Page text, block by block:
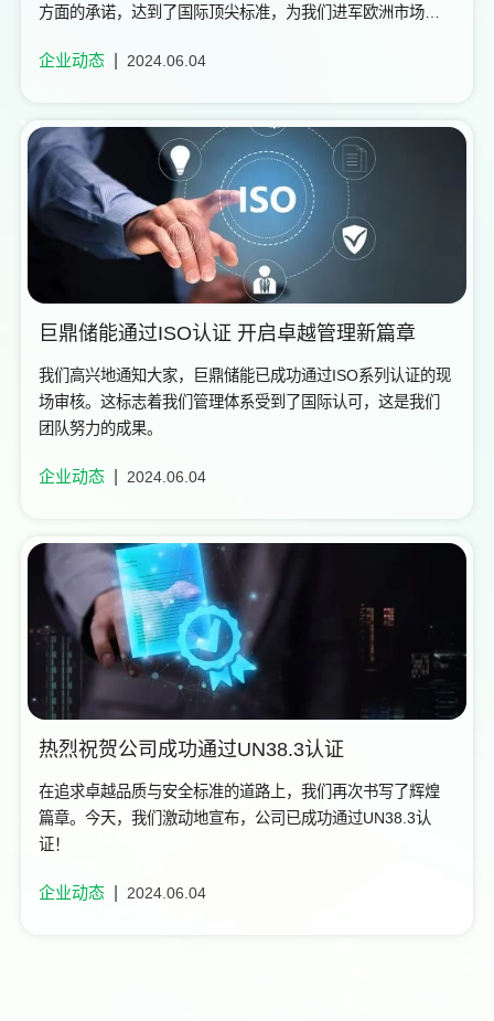
方面的承诺，达到了国际顶尖标准，为我们进军欧洲市场铺
企业动态 2024.06.04
巨鼎储能通过ISO认证 开启卓越管理新篇章
我们高兴地通知大家，巨鼎储能已成功通过ISO系列认证的现
场审核。这标志着我们管理体系受到了国际认可，这是我们
团队努力的成果。
企业动态 2024.06.04
热烈祝贺公司成功通过UN38.3认证
在追求卓越品质与安全标准的道路上，我们再次书写了辉煌
篇章。今天，我们激动地宣布，公司已成功通过UN38.3认
证！
企业动态 2024.06.04